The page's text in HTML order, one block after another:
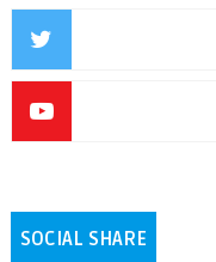
SOCIAL SHARE